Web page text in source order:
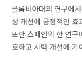
콜롬비아대의 연구에
상 개선에 긍정적인 효
또한 스페인의 한 연구
호하고 시력 개선에 기